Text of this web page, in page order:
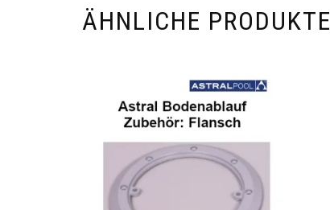
ÄHNLICHE PRODUKTE